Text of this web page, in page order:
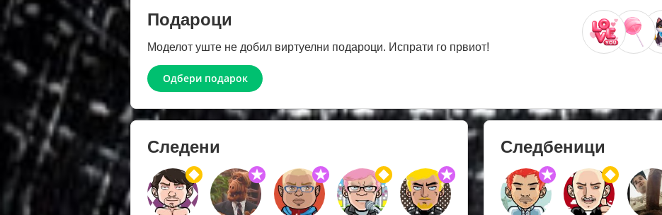
Подароци
Моделот уште не добил виртуелни подароци. Испрати го првиот!
Одбери подарок
Следени Следбеници